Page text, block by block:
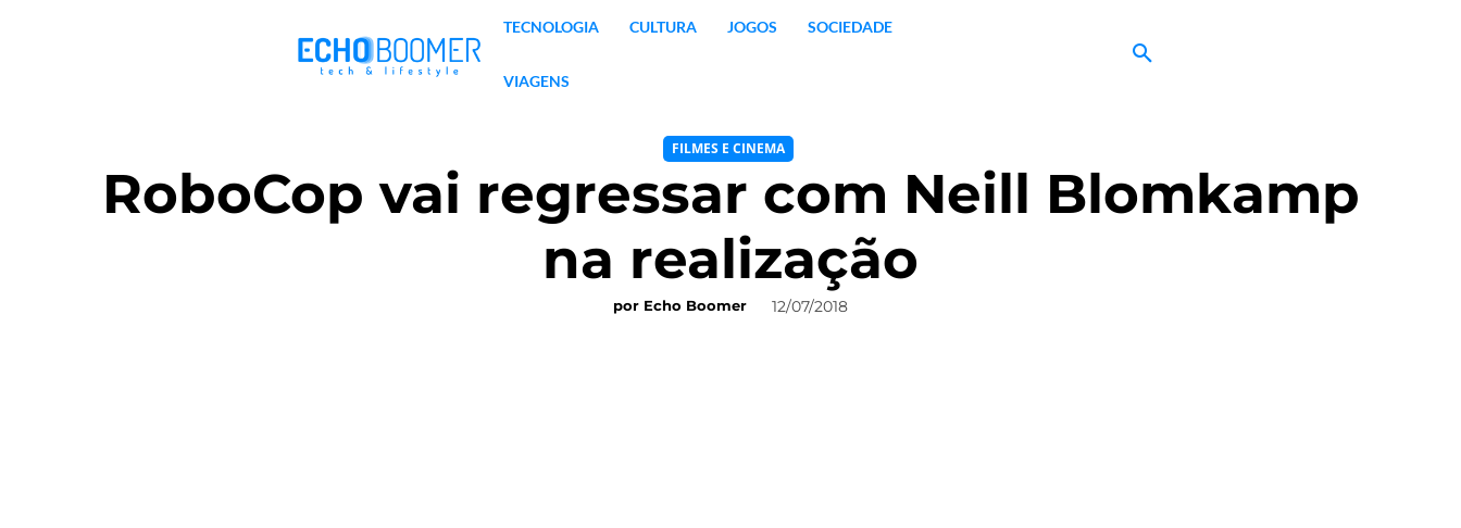
TECNOLOGIA CULTURA JOGOS SOCIEDADE
VIAGENS
FILMES E CINEMA
RoboCop vai regressar com Neill Blomkamp
na realização
por Echo Boomer 12/07/2018